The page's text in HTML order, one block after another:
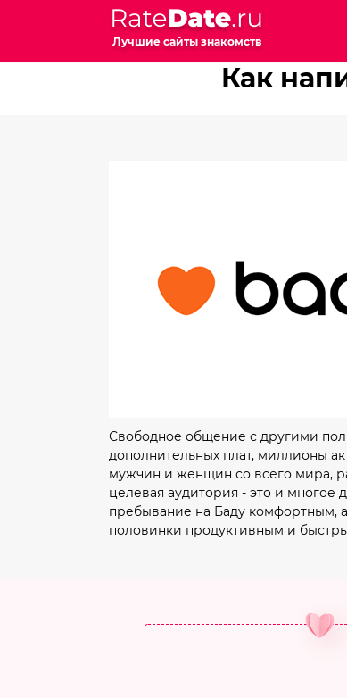
Лучшие сайты знакомств
Как
Свободное общение с другими
дополнительных плат, миллионы
мужчин и женщин со всего мира,
целевая аудитория - это и многое
пребывание на Баду комфортным,
половинки продуктивным и